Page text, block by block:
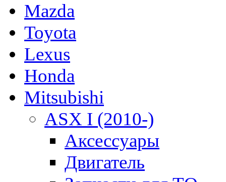
Mazda
Toyota
Lexus
Honda
Mitsubishi
ASX I (2010-)
Аксессуары
Двигатель